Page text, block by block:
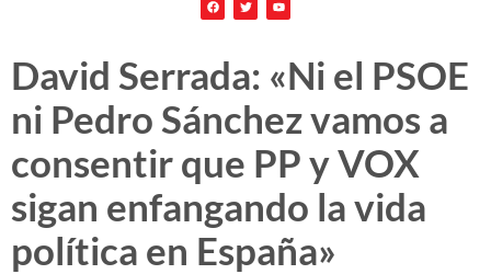
David Serrada: «Ni el PSOE
ni Pedro Sánchez vamos a
consentir que PP y VOX
sigan enfangando la vida
política en España»